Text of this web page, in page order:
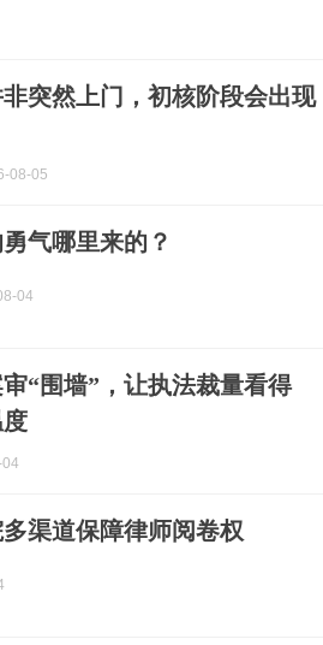
突然上门，初核阶段会出现
08-05
气哪里来的？
04
“围墙”，让执法裁量看得
渠道保障律师阅卷权